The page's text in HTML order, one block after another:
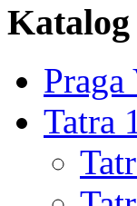
Katalog
Praga
Tatra